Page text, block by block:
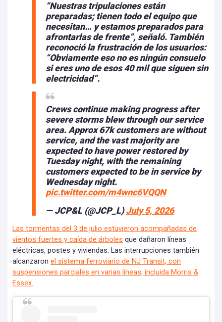
“Nuestras tripulaciones están
preparadas; tienen todo el equipo que
necesitan… y estamos preparados para
afrontarlas de frente”, señaló. También
reconoció la frustración de los usuarios:
“Obviamente eso no es ningún consuelo
si eres uno de esos 40 mil que siguen sin
electricidad”.
Crews continue making progress after
severe storms blew through our service
area. Approx 67k customers are without
service, and the vast majority are
expected to have power restored by
Tuesday night, with the remaining
customers expected to be in service by
Wednesday night.
pic.twitter.com/m4wnc6VQQN
— JCP&L (@JCP_L)July 5, 2026
Las tormentas del 3 de julio estuvieron acompañadas de
vientos fuertes y caída de árboles que dañaron líneas
eléctricas, postes y viviendas. Las interrupciones también
alcanzaron el sistema ferroviario de NJ Transit, con
suspensiones parciales en varias líneas, incluida Morris &
Essex.